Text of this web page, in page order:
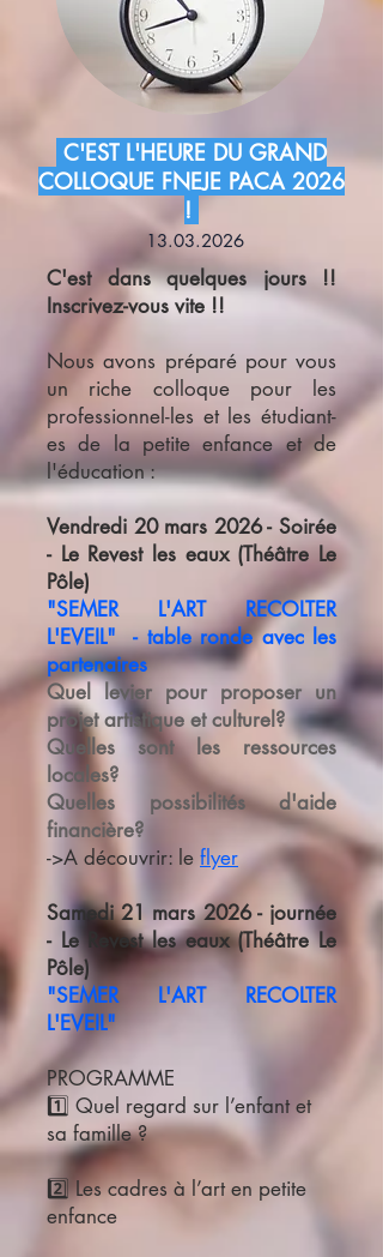
C'EST L'HEURE DU GRAND
COLLOQUE FNEJE PACA 2026
!
13.03.2026
C'est dans quelques jours !!
Inscrivez-vous vite !!
Nous avons préparé pour vous
un riche colloque pour les
professionnel-les et les étudiant-
es de la petite enfance et de
l'éducation :
Vendredi 20 mars 2026 - Soirée
- Le Revest les eaux (Théâtre Le
Pôle)
"SEMER L'ART RECOLTER
L'EVEIL" - table ronde avec les
partenaires
Quel levier pour proposer un
projet artistique et culturel?
Quelles sont les ressources
locales?
Quelles possibilités d'aide
financière?
->A découvrir: le flyer
Samedi 21 mars 2026 - journée
- Le Revest les eaux (Théâtre Le
Pôle)
"SEMER L'ART RECOLTER
L'EVEIL"
PROGRAMME
1️⃣ Quel regard sur l’enfant et
sa famille ?
2️⃣ Les cadres à l’art en petite
enfance